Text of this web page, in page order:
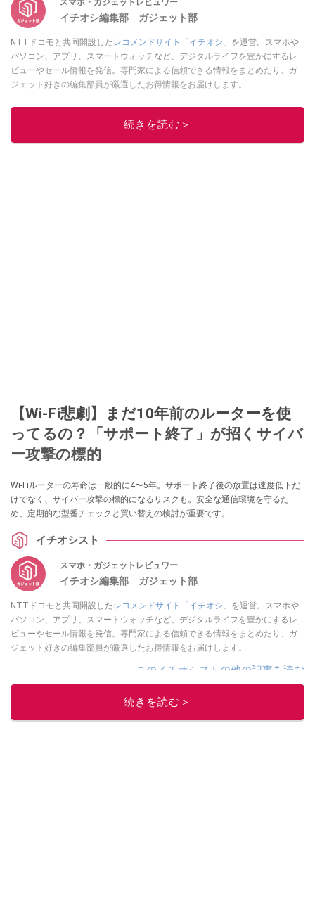
イチオシ編集部 ガジェット部
NTTドコモと共同開設した レコメンドサイト「イチオシ」 を運営。スマホや
パソコン、アプリ、スマートウォッチなど、デジタルライフを豊かにするレ
ビューやセール情報を発信。専門家による信頼できる情報をまとめたり、ガ
ジェット好きの編集部員が厳選したお得情報をお届けします。
このイチオシストの他の記事を読む
続きを読む＞
【Wi-Fi悲劇】まだ10年前のルーターを使
ってるの？「サポート終了」が招くサイバ
ー攻撃の標的
Wi-Fiルーターの寿命は一般的に4〜5年。サポート終了後の放置は速度低下だ
けでなく、サイバー攻撃の標的になるリスクも。安全な通信環境を守るた
め、定期的な型番チェックと買い替えの検討が重要です。
イチオシスト
スマホ・ガジェットレビュワー
イチオシ編集部 ガジェット部
NTTドコモと共同開設した レコメンドサイト「イチオシ」 を運営。スマホや
パソコン、アプリ、スマートウォッチなど、デジタルライフを豊かにするレ
ビューやセール情報を発信。専門家による信頼できる情報をまとめたり、ガ
ジェット好きの編集部員が厳選したお得情報をお届けします。
このイチオシストの他の記事を読む
続きを読む＞